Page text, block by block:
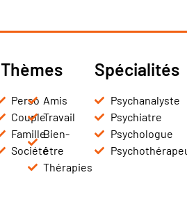
Thèmes
Perso
Couple
Famille
Société
Amis
Travail
Bien-
être
Thérapies
Spécialités
Psychanalyste
Psychiatre
Psychologue